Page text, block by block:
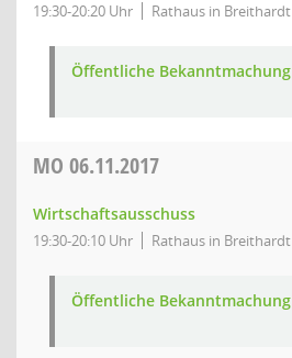
19:30-20:20 Uhr Rathaus in Breithardt
Öffentliche Bekanntmachung
MO 06.11.2017
Wirtschaftsausschuss
19:30-20:10 Uhr Rathaus in Breithardt
Öffentliche Bekanntmachung